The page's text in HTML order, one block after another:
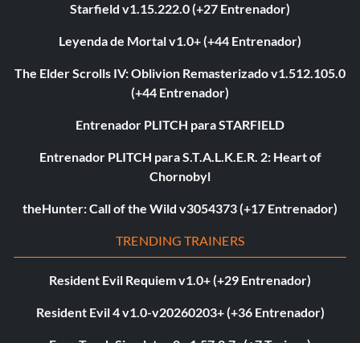
Starfield v1.15.222.0 (+27 Entrenador)
Leyenda de Mortal v1.0+ (+44 Entrenador)
The Elder Scrolls IV: Oblivion Remasterizado v1.512.105.0
(+44 Entrenador)
Entrenador PLITCH para STARFIELD
Entrenador PLITCH para S.T.A.L.K.E.R. 2: Heart of
Chornobyl
theHunter: Call of the Wild v3054373 (+17 Entrenador)
TRENDING TRAINERS
Resident Evil Requiem v1.0+ (+29 Entrenador)
Resident Evil 4 v1.0-v20260203+ (+36 Entrenador)